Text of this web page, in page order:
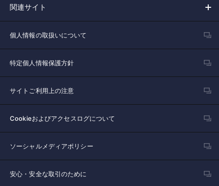
関連サイト
個人情報の取扱いについて
特定個人情報保護方針
サイトご利用上の注意
Cookieおよびアクセスログについて
ソーシャルメディアポリシー
安心・安全な取引のために